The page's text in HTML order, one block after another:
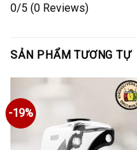
0/5 (0 Reviews)
SẢN PHẨM TƯƠNG TỰ
-19%